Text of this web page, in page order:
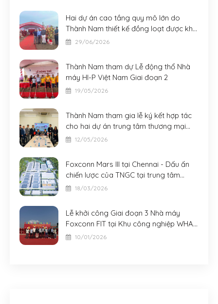
Hai dự án cao tầng quy mô lớn do
Thành Nam thiết kế đồng loạt được khởi
công29/06/2026
Thành Nam tham dự Lễ động thổ Nhà
máy HI-P Việt Nam Giai đoạn 2
19/05/2026
Thành Nam tham gia lễ ký kết hợp tác
cho hai dự án trung tâm thương mại
AeonMall quy mô lớn tại Đà Nẵng và
12/05/2026
Foxconn Mars III tại Chennai - Dấu ấn
chiến lược của TNGC tại trung tâm
công nghiệp mới của châu Á
18/03/2026
Lễ khởi công Giai đoạn 3 Nhà máy
Foxconn FIT tại Khu công nghiệp WHA -
Nghệ An
10/01/2026